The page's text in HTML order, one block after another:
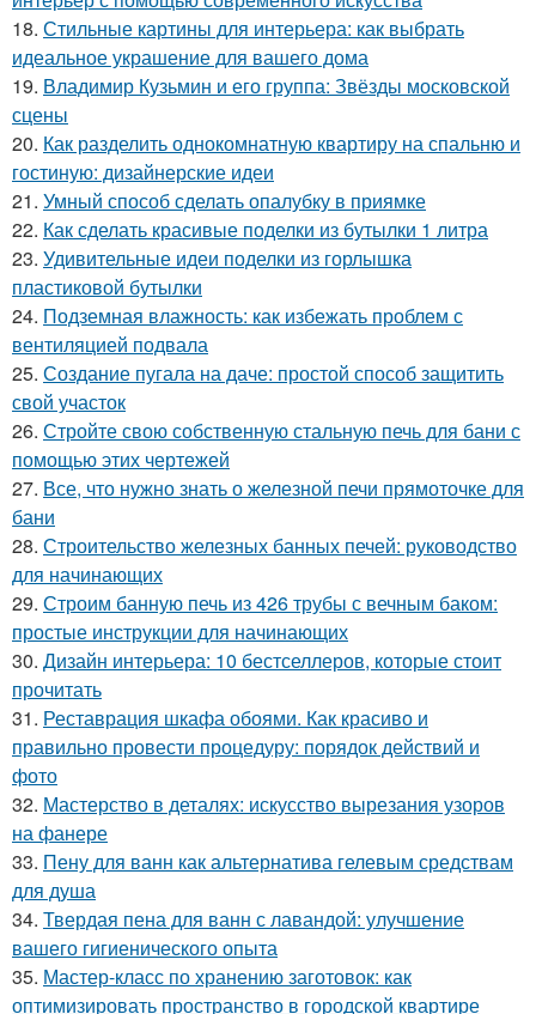
18. Стильные картины для интерьера: как выбрать
идеальное украшение для вашего дома
19. Владимир Кузьмин и его группа: Звёзды московской
сцены
20. Как разделить однокомнатную квартиру на спальню и
гостиную: дизайнерские идеи
21. Умный способ сделать опалубку в приямке
22. Как сделать красивые поделки из бутылки 1 литра
23. Удивительные идеи поделки из горлышка
пластиковой бутылки
24. Подземная влажность: как избежать проблем с
вентиляцией подвала
25. Создание пугала на даче: простой способ защитить
свой участок
26. Стройте свою собственную стальную печь для бани с
помощью этих чертежей
27. Все, что нужно знать о железной печи прямоточке для
бани
28. Строительство железных банных печей: руководство
для начинающих
29. Строим банную печь из 426 трубы с вечным баком:
простые инструкции для начинающих
30. Дизайн интерьера: 10 бестселлеров, которые стоит
прочитать
31. Реставрация шкафа обоями. Как красиво и
правильно провести процедуру: порядок действий и
фото
32. Мастерство в деталях: искусство вырезания узоров
на фанере
33. Пену для ванн как альтернатива гелевым средствам
для душа
34. Твердая пена для ванн с лавандой: улучшение
вашего гигиенического опыта
35. Мастер-класс по хранению заготовок: как
оптимизировать пространство в городской квартире